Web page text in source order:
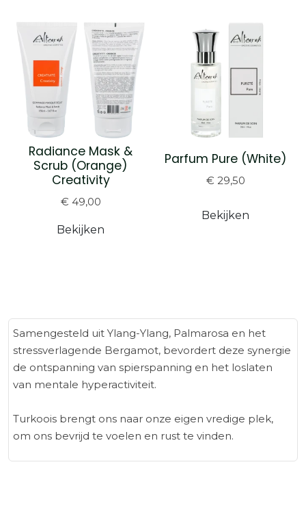
Radiance Mask &
Scrub (Orange)
Creativity
€ 49,00
Bekijken
Parfum Pure (White)
€ 29,50
Bekijken
Samengesteld uit Ylang-Ylang, Palmarosa en het
stressverlagende Bergamot, bevordert deze synergie
de ontspanning van spierspanning en het loslaten
van mentale hyperactiviteit.
Turkoois brengt ons naar onze eigen vredige plek,
om ons bevrijd te voelen en rust te vinden.